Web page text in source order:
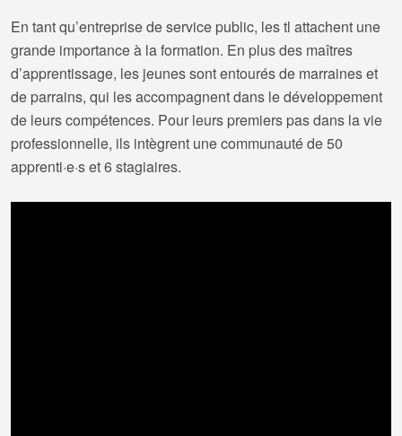
En tant qu’entreprise de service public, les tl attachent une
grande importance à la formation. En plus des maîtres
d’apprentissage, les jeunes sont entourés de marraines et
de parrains, qui les accompagnent dans le développement
de leurs compétences. Pour leurs premiers pas dans la vie
professionnelle, ils intègrent une communauté de 50
apprenti·e·s et 6 stagiaires.